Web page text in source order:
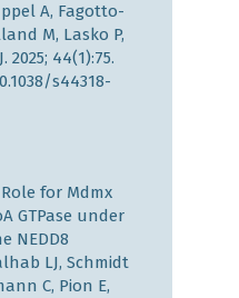
A, Fagotto-
M, Lasko P,
2025; 44(1):75.
s44318-
for Mdmx
GTPase under
NEDD8
LJ, Schmidt
C, Pion E,